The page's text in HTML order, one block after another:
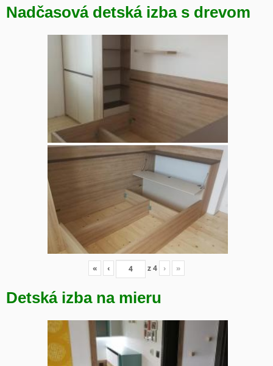
Nadčasová detská izba s drevom
« ‹ z4 › »
Detská izba na mieru